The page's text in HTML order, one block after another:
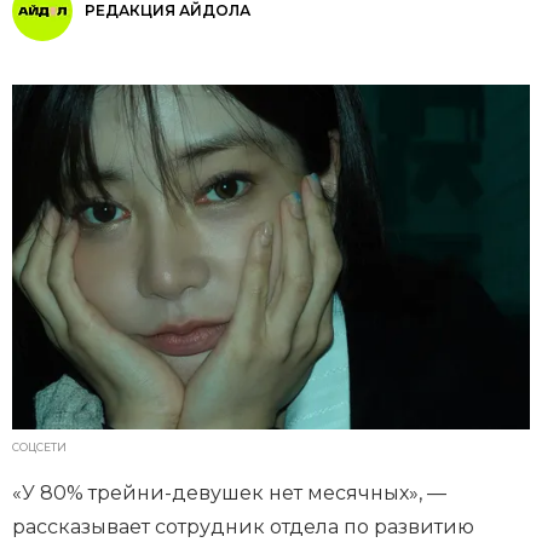
РЕДАКЦИЯ АЙДОЛА
СОЦСЕТИ
«У 80% трейни-девушек нет месячных», —
рассказывает сотрудник отдела по развитию